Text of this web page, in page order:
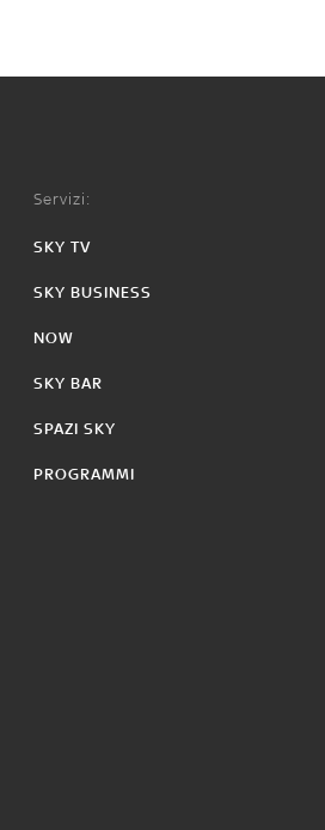
Servizi:
SKY TV
SKY BUSINESS
NOW
SKY BAR
SPAZI SKY
PROGRAMMI